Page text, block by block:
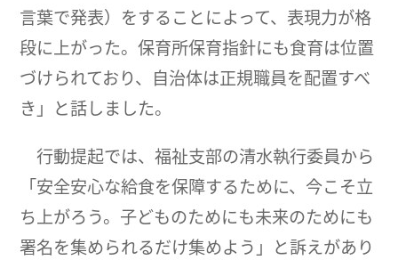
言葉で発表）をすることによって、表現力が格
段に上がった。保育所保育指針にも食育は位置
づけられており、自治体は正規職員を配置すべ
き」と話しました。
行動提起では、福祉支部の清水執行委員から
「安全安心な給食を保障するために、今こそ立
ち上がろう。子どものためにも未来のためにも
署名を集められるだけ集めよう」と訴えがあり